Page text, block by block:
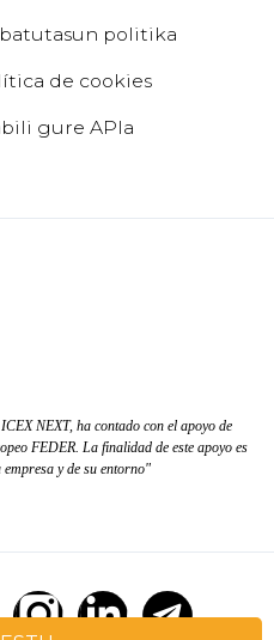
politika
de cookies
gure APIa
NEXT, ha contado con el apoyo de
FEDER. La finalidad de este apoyo es
y de su entorno"